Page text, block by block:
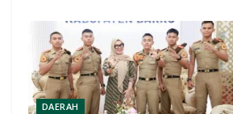
DAERAH